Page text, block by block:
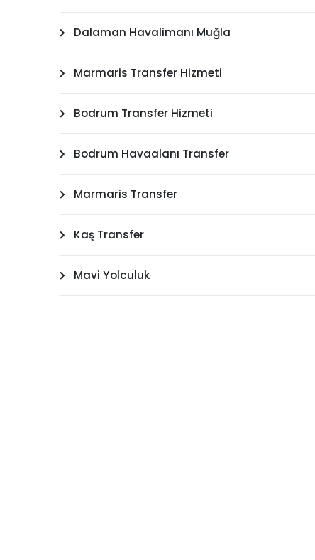
Dalaman Havalimanı Muğla
Marmaris Transfer Hizmeti
Bodrum Transfer Hizmeti
Bodrum Havaalanı Transfer
Marmaris Transfer
Kaş Transfer
Mavi Yolculuk